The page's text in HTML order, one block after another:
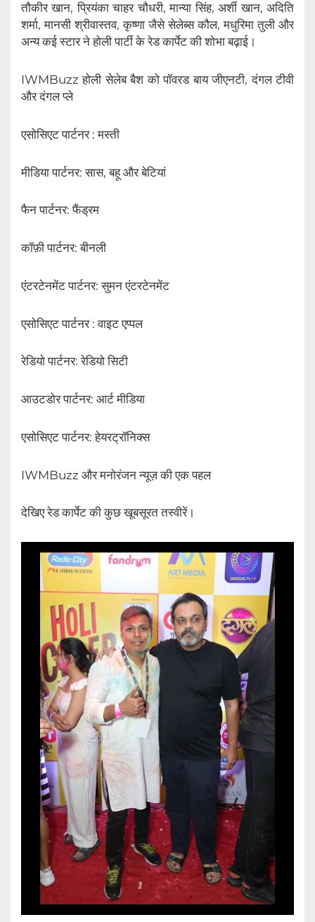
तौकीर खान, प्रियंका चाहर चौधरी, मान्या सिंह, अर्शी खान, अदिति
शर्मा, मानसी श्रीवास्तव, कृष्णा जैसे सेलेब्स कौल, मधुरिमा तुली और
अन्य कई स्टार ने होली पार्टी के रेड कार्पेट की शोभा बढ़ाई।
IWMBuzz होली सेलेब बैश को पॉवरड बाय जीएनटी, दंगल टीवी
और दंगल प्ले
एसोसिएट पार्टनर : मस्ती
मीडिया पार्टनर: सास, बहू और बेटियां
फैन पार्टनर: फैंड्रम
कॉफ़ी पार्टनर: बीनली
एंटरटेनमेंट पार्टनर: सुमन एंटरटेनमेंट
एसोसिएट पार्टनर : वाइट एप्पल
रेडियो पार्टनर: रेडियो सिटी
आउटडोर पार्टनर: आर्ट मीडिया
एसोसिएट पार्टनर: हेयरट्रॉनिक्स
IWMBuzz और मनोरंजन न्यूज़ की एक पहल
देखिए रेड कार्पेट की कुछ खूबसूरत तस्वीरें।